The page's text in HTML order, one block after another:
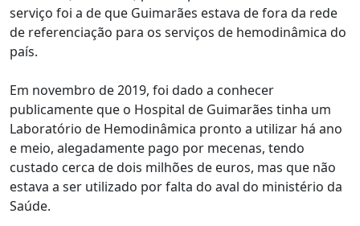
serviço foi a de que Guimarães estava de fora da rede
de referenciação para os serviços de hemodinâmica do
país.
Em novembro de 2019, foi dado a conhecer
publicamente que o Hospital de Guimarães tinha um
Laboratório de Hemodinâmica pronto a utilizar há ano
e meio, alegadamente pago por mecenas, tendo
custado cerca de dois milhões de euros, mas que não
estava a ser utilizado por falta do aval do ministério da
Saúde.